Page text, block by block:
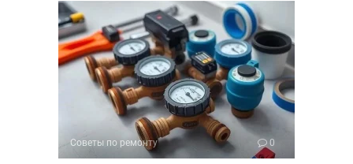
Советы по ремонту 0